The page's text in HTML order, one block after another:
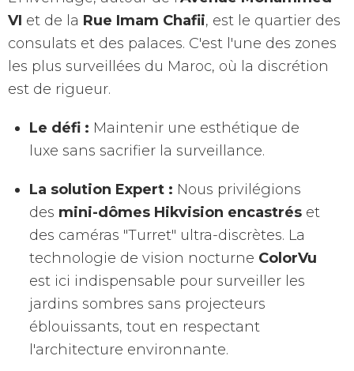
VI et de la Rue Imam Chafii, est le quartier des
consulats et des palaces. C'est l'une des zones
les plus surveillées du Maroc, où la discrétion
est de rigueur.
Le défi : Maintenir une esthétique de
luxe sans sacrifier la surveillance.
La solution Expert : Nous privilégions
des mini-dômes Hikvision encastrés et
des caméras "Turret" ultra-discrètes. La
technologie de vision nocturne ColorVu
est ici indispensable pour surveiller les
jardins sombres sans projecteurs
éblouissants, tout en respectant
l'architecture environnante.